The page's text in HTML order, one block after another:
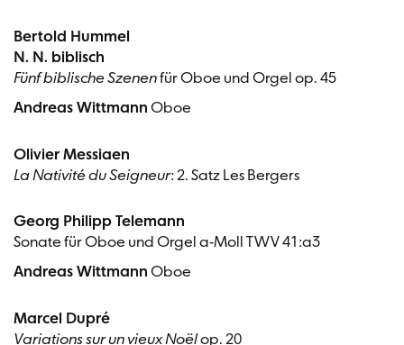
Bertold Hummel
N. N. biblisch
Fünf biblische Szenenfür Oboe und Orgel op. 45
Andreas Wittmann Oboe
Olivier Messiaen
La Nativité du Seigneur: 2. Satz Les Bergers
Georg Philipp Telemann
Sonate für Oboe und Orgel a-Moll TWV 41:a3
Andreas Wittmann Oboe
Marcel Dupré
Variations sur un vieux Noëlop. 20